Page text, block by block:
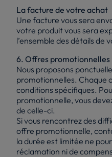
La facture de votre achat
Une facture vous sera
votre produit vous sera
l’ensemble des détails de
6. Offres promotionnelles
Nous proposons
promotionnelles. Chaque
conditions spécifiques.
promotionnelle, vous
de celle-ci.
Si vous rencontrez des
offre promotionnelle,
la durée est limitée ne
réclamation ni de